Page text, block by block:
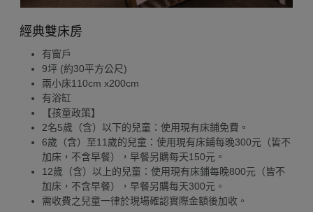
經典雙床房
有窗戶
9坪 (約30平方公尺)
兩小床110cm x200cm
有浴缸
【孩童政策】
2名5歲（含）以下的兒童：使用現有床鋪免費。
6歲（含）至11歲的兒童：使用現有床鋪每晚300元（皆不
加床，不含早餐），早餐另購每天150元。
12歲（含）以上的兒童：使用現有床鋪每晚800元（皆不
加床，不含早餐），早餐另購每天300元。
需收費之兒童一律於現場確認實際金額後加收。